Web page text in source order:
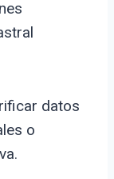
datos
o